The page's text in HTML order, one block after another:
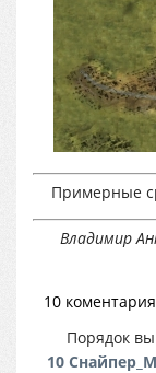
Примерные
Владимир
10 коментария
Порядок
10